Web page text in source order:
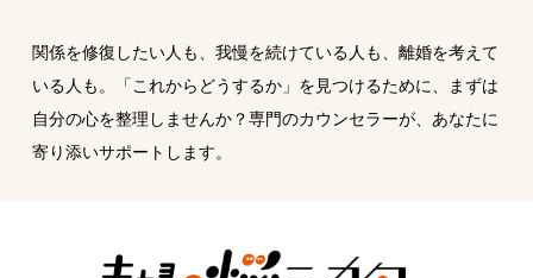
関係を修復したい人も、我慢を続けている人も、離婚を考えて
いる人も。
「これからどうするか」を見つけるために、まずは
自分の心を整理しませんか？専門のカウンセラーが、あなたに
寄り添いサポートします。